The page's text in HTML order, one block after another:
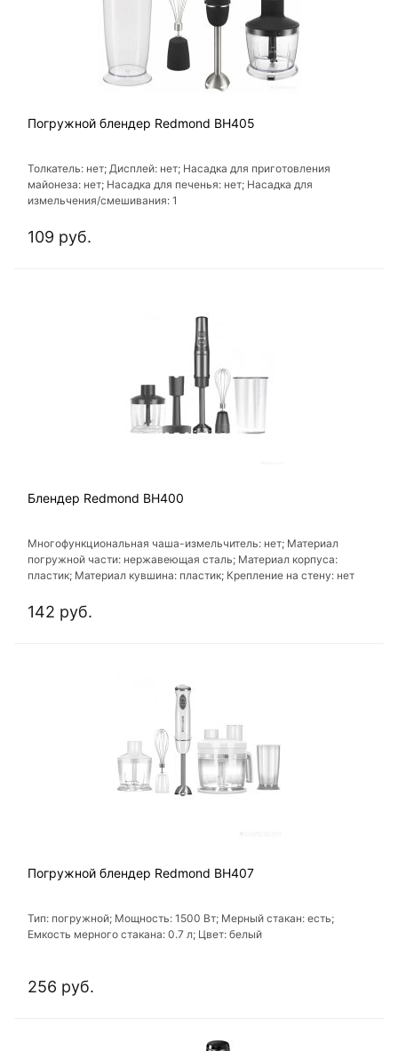
Погружной блендер Redmond BH405
Толкатель: нет; Дисплей: нет; Насадка для приготовления
майонеза: нет; Насадка для печенья: нет; Насадка для
измельчения/смешивания: 1
109 руб.
Блендер Redmond BH400
Многофункциональная чаша-измельчитель: нет; Материал
погружной части: нержавеющая сталь; Материал корпуса:
пластик; Материал кувшина: пластик; Крепление на стену: нет
142 руб.
Погружной блендер Redmond BH407
Тип: погружной; Мощность: 1500 Вт; Мерный стакан: есть;
Емкость мерного стакана: 0.7 л; Цвет: белый
256 руб.